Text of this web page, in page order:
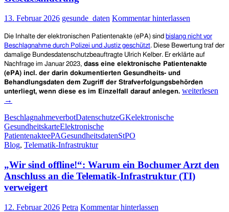
Wo
Patient*innen-
Souveränität
und
Datenschutz?
13. Februar 2026 gesunde_daten Kommentar hinterlassen
Die Inhalte der elektronischen Patientenakte (ePA) sind bislang nicht vor
Beschlagnahme durch Polizei und Justiz geschützt. Diese Bewertung traf der
damalige Bundesdatenschutzbeauftragte Ulrich Kelber. Er erklärte auf
Nachfrage im Januar 2023, dass eine elektronische Patientenakte
(ePA) incl. der darin dokumentierten Gesundheits- und
Behandlungsdaten dem Zugriff der Strafverfolgungsbehörden
unterliegt, wenn diese es im Einzelfall darauf anlegen. Bislang
durch
weiterlesen
→
BeschlagnahmeverbotDatenschutzeGKelektronische
GesundheitskarteElektronische
PatientenakteePAGesundheitsdatenStPO
Blog, Telematik-Infrastruktur
„Wir sind offline!“: Warum ein Bochumer Arzt den
Anschluss an die Telematik-Infrastruktur (TI)
verweigert
12. Februar 2026 Petra Kommentar hinterlassen